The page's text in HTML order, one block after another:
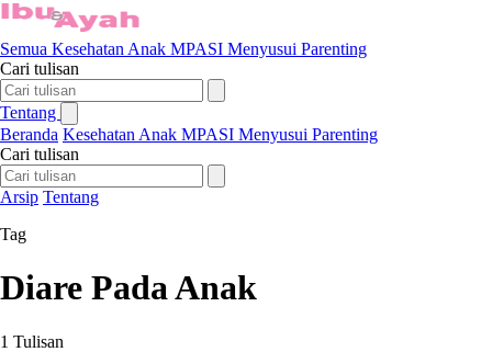
Semua Kesehatan Anak MPASI Menyusui Parenting
Cari tulisan
Tentang
Beranda Kesehatan Anak MPASI Menyusui Parenting
Cari tulisan
Arsip Tentang
Tag
Diare Pada Anak
1 Tulisan